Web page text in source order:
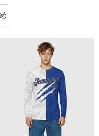
で保護されております。お
ーに一切保存されません。
社によって処理されます。
たコンプライアンスに則
います。お客様に安心かつ
注意を払い、個人情報を厳
プライバシーポリシー
ダーメイドします
、ページに表示した項目や
してご注文手続きをお願い
ありますか？
タやスマホの画面）、商品撮
実際の商品と色味が異なる
選びますか？